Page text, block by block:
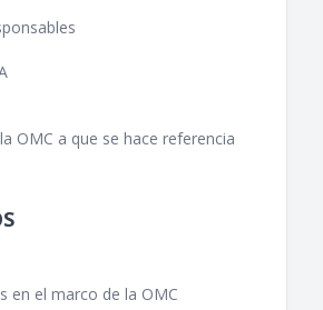
OMC a que se hace referencia
en el marco de la OMC